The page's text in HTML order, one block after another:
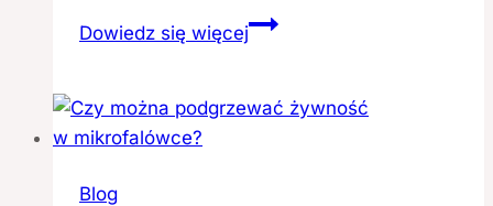
Dowiedz się więcejPrzekąski,
w każdym
Blog